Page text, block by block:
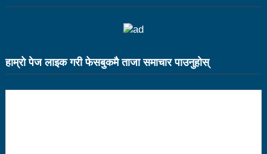
महिलातर्फ २३ विजयी
हाम्राे पेज लाइक गरी फेसबुकमै ताजा समाचार पाउनुहाेस्